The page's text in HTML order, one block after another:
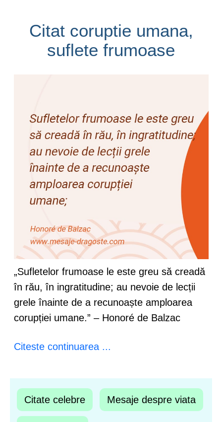
Citat coruptie umana,
suflete frumoase
„Sufletelor frumoase le este greu să creadă
în rău, în ingratitudine; au nevoie de lecții
grele înainte de a recunoaște amploarea
corupției umane.” – Honoré de Balzac
Citeste continuarea ...
Citate celebre Mesaje despre viata